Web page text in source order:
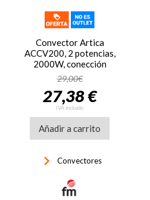
Convector Artica
ACCV200, 2 potencias,
2000W, conección
natural, termostato
regulable, negro
29,00€
27,38 €
IVA incluido
Añadir a carrito
keyboard_arrow_right Convectores